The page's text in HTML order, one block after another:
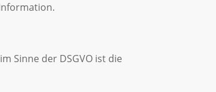
Sinne der DSGVO ist die